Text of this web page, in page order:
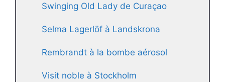
Swinging Old Lady de Curaçao
Selma Lagerlöf à Landskrona
Rembrandt à la bombe aérosol
Visit noble à Stockholm